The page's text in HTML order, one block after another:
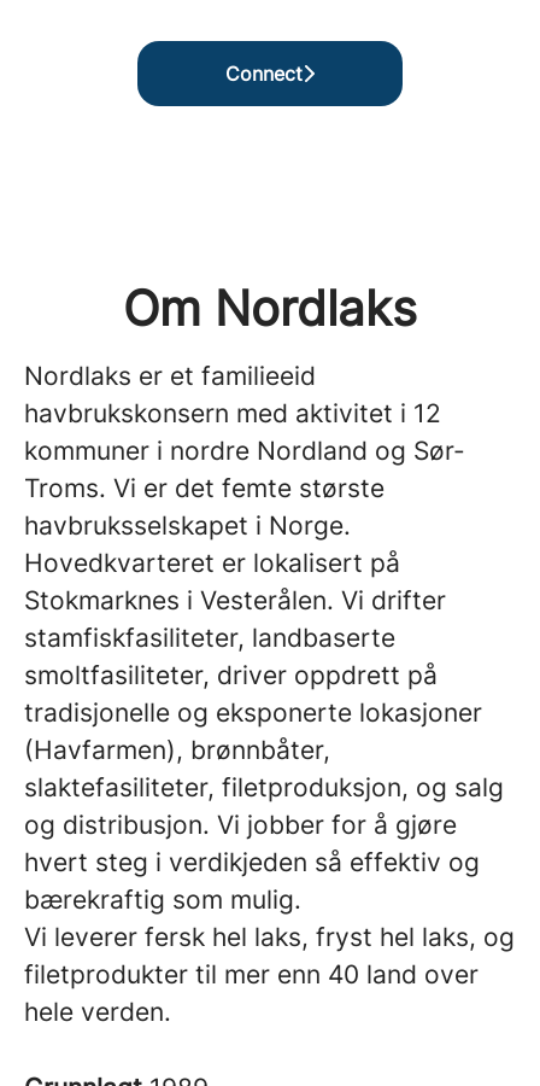
Connect
Om Nordlaks
Nordlaks er et familieeid
havbrukskonsern med aktivitet i 12
kommuner i nordre Nordland og Sør-
Troms. Vi er det femte største
havbruksselskapet i Norge.
Hovedkvarteret er lokalisert på
Stokmarknes i Vesterålen. Vi drifter
stamfiskfasiliteter, landbaserte
smoltfasiliteter, driver oppdrett på
tradisjonelle og eksponerte lokasjoner
(Havfarmen), brønnbåter,
slaktefasiliteter, filetproduksjon, og salg
og distribusjon. Vi jobber for å gjøre
hvert steg i verdikjeden så effektiv og
bærekraftig som mulig.
Vi leverer fersk hel laks, fryst hel laks, og
filetprodukter til mer enn 40 land over
hele verden.